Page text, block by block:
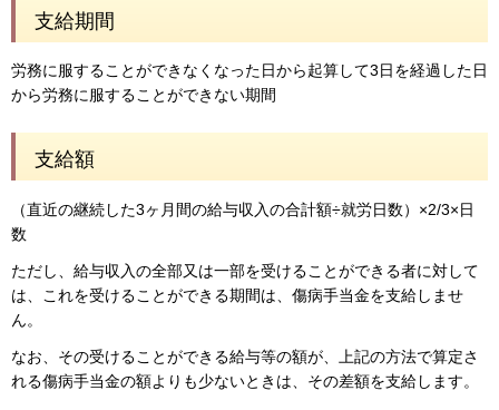
支給期間
労務に服することができなくなった日から起算して3日を経過した日
から労務に服することができない期間
支給額
（直近の継続した3ヶ月間の給与収入の合計額÷就労日数）×2/3×日
数
ただし、給与収入の全部又は一部を受けることができる者に対して
は、これを受けることができる期間は、傷病手当金を支給しませ
ん。
なお、その受けることができる給与等の額が、上記の方法で算定さ
れる傷病手当金の額よりも少ないときは、その差額を支給します。